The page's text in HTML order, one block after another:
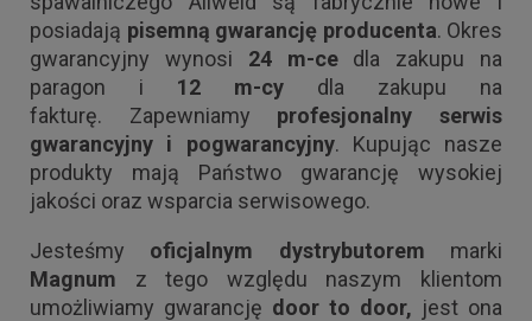
posiadają pisemną gwarancję producenta. Okres
gwarancyjny wynosi 24 m-cedla zakupu na
paragon i 12 m-cy dla zakupu na
fakturę. Zapewniamy profesjonalny serwis
gwarancyjny i pogwarancyjny. Kupując nasze
produkty mają Państwo gwarancję wysokiej
jakości oraz wsparcia serwisowego.
Jesteśmy oficjalnym dystrybutorem marki
Magnum z tego względu naszym klientom
umożliwiamy gwarancję door to door, jest ona